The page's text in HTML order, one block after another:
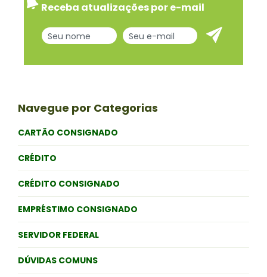
Receba atualizações por e-mail
Navegue por Categorias
CARTÃO CONSIGNADO
CRÉDITO
CRÉDITO CONSIGNADO
EMPRÉSTIMO CONSIGNADO
SERVIDOR FEDERAL
DÚVIDAS COMUNS